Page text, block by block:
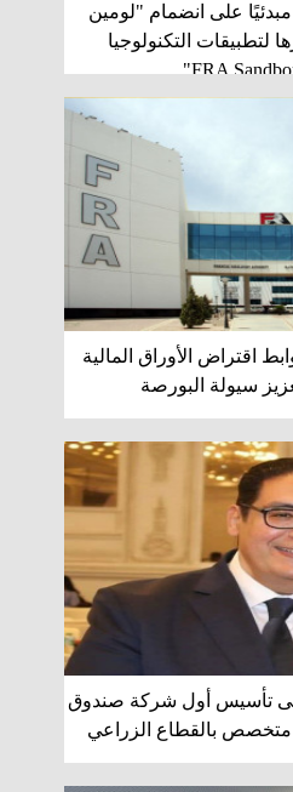
مبدئيًا على انضمام "لومين
التكنولوجيا
اقتراض الأوراق المالية
سيولة البورصة
على تأسيس أول شركة صندوق
متخصص بالقطاع الزراعي